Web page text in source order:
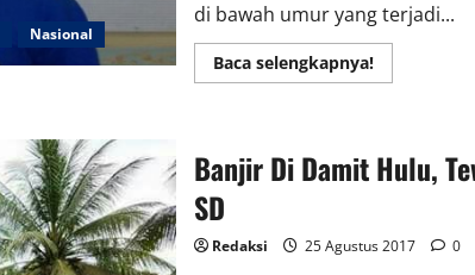
Nasional
di bawah umur yang terjadi...
Baca selengkapnya!Read
more
Ucapan,
MR
Bawah
​Banjir Di Damit Hulu,
SD
Redaksi 25 Agustus 2017 0